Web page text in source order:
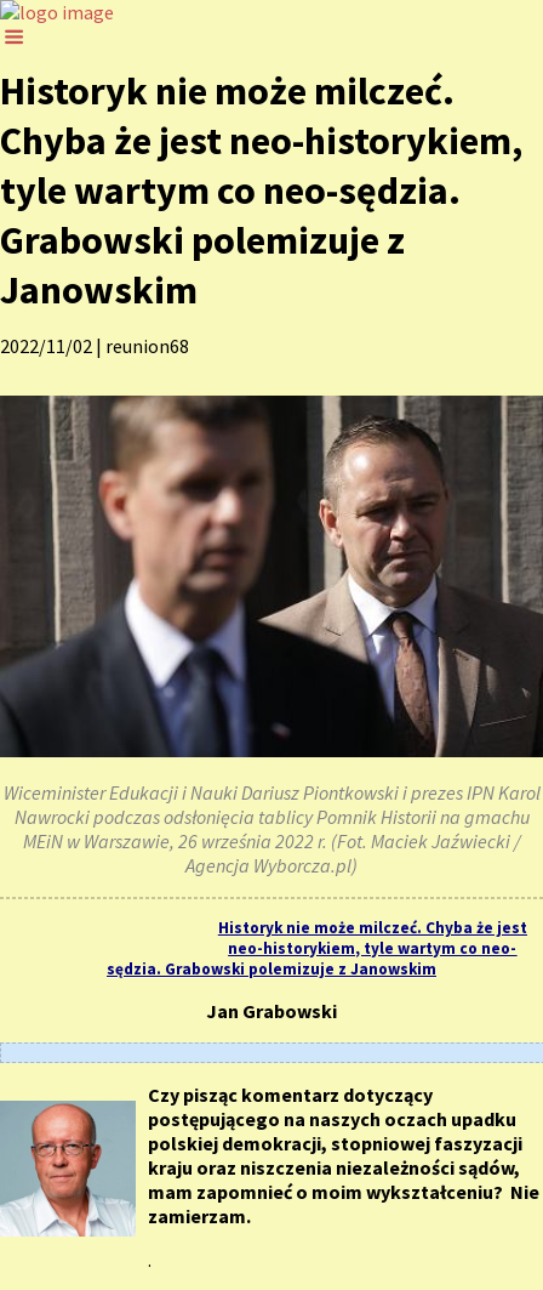
Historyk nie może milczeć.
Chyba że jest neo-historykiem,
tyle wartym co neo-sędzia.
Grabowski polemizuje z
Janowskim
2022/11/02 | reunion68
Wiceminister Edukacji i Nauki Dariusz Piontkowski i prezes IPN Karol
Nawrocki podczas odsłonięcia tablicy Pomnik Historii na gmachu
MEiN w Warszawie, 26 września 2022 r. (Fot. Maciek Jaźwiecki /
Agencja Wyborcza.pl)
Historyk nie może milczeć. Chyba że jest
neo-historykiem, tyle wartym co neo-
sędzia. Grabowski polemizuje z Janowskim
Jan Grabowski
Czy pisząc komentarz dotyczący
postępującego na naszych oczach upadku
polskiej demokracji, stopniowej faszyzacji
kraju oraz niszczenia niezależności sądów,
mam zapomnieć o moim wykształceniu? Nie
zamierzam.
.